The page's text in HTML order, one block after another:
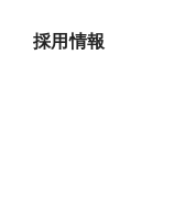
採用情報